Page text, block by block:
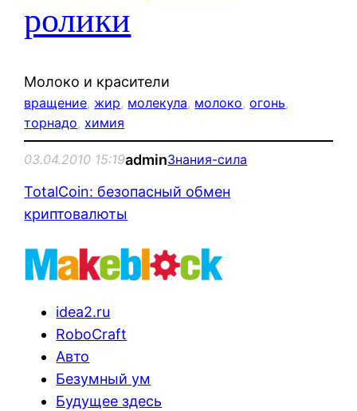
ролики
Молоко и красители
вращение, жир, молекула, молоко, огонь
торнадо, химия
03.04.2010 15:19adminЗнания-сила
TotalCoin: безопасный обмен
криптовалюты
idea2.ru
RoboCraft
Авто
Безумный ум
Будущее здесь